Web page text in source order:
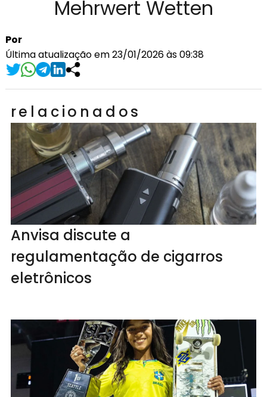
Mehrwert Wetten
Por
Última atualização em 23/01/2026 às 09:38
relacionados
Anvisa discute a
regulamentação de cigarros
eletrônicos